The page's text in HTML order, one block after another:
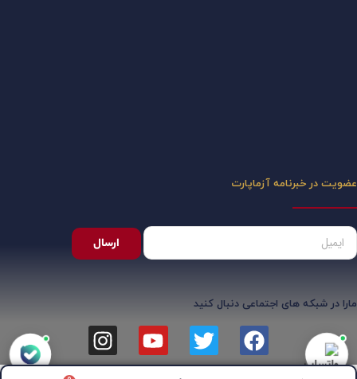
عضویت در خبرنامه آزماپارت
ارسال
مارا در شبکه های اجتماعی دنبال کنید